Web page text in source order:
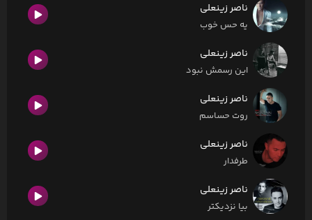
ناصر زینعلی
یه حس خوب
ناصر زینعلی
این رسمش نبود
ناصر زینعلی
روت حساسم
ناصر زینعلی
طرفدار
ناصر زینعلی
بیا نزدیکتر